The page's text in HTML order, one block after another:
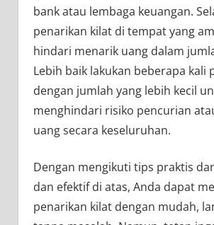
bank atau lembaga keuangan.
penarikan kilat di tempat yang
hindari menarik uang dalam
Lebih baik lakukan beberapa kali
dengan jumlah yang lebih kecil
menghindari risiko pencurian
uang secara keseluruhan.
Dengan mengikuti tips praktis
dan efektif di atas, Anda dapat
penarikan kilat dengan mudah,